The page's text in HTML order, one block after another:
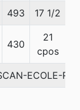
493 17 1/2
430
21
cpos
ECOLE-